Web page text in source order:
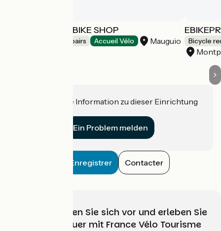
RÊVE DE VÉLO BIKE SHOP
Bicycle rentals/ repairs Accueil Vélo Mauguio Bicycle
Haben Sie eine Information zu dieser Einrichtung
Ein Problem melden
Enregistrer Contacter
Wählen, bereiten Sie sich vor und erleben Sie
Ihr Radabenteuer mit France Vélo Tourisme